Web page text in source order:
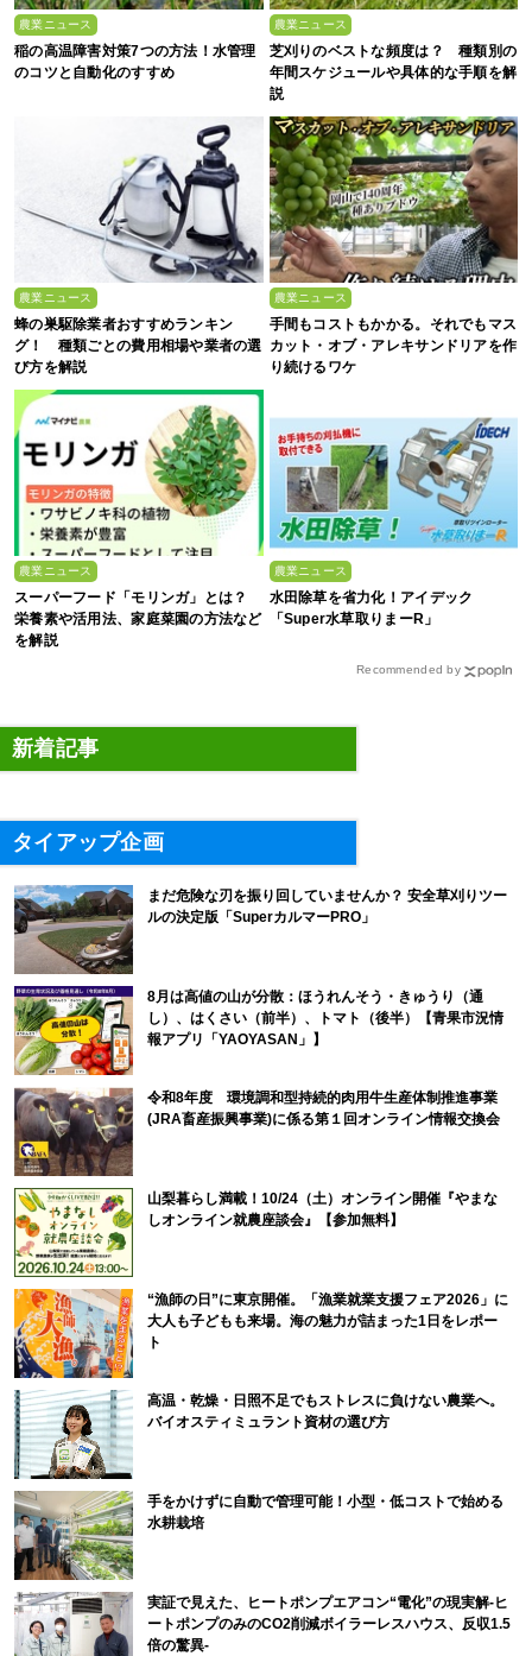
農業ニュース
稲の高温障害対策7つの方法！水管理
のコツと自動化のすすめ
農業ニュース
芝刈りのベストな頻度は？ 種類別の
年間スケジュールや具体的な手順を解
説
農業ニュース
蜂の巣駆除業者おすすめランキン
グ！ 種類ごとの費用相場や業者の選
び方を解説
農業ニュース
手間もコストもかかる。それでもマス
カット・オブ・アレキサンドリアを作
り続けるワケ
農業ニュース
スーパーフード「モリンガ」とは？
栄養素や活用法、家庭菜園の方法など
を解説
農業ニュース
水田除草を省力化！アイデック
「Super水草取りまーR」
Recommended by
新着記事
タイアップ企画
まだ危険な刃を振り回していませんか？ 安全草刈りツー
ルの決定版「SuperカルマーPRO」
8月は高値の山が分散：ほうれんそう・きゅうり（通
し）、はくさい（前半）、トマト（後半）【青果市況情
報アプリ「YAOYASAN」】
令和8年度 環境調和型持続的肉用牛生産体制推進事業
(JRA畜産振興事業)に係る第１回オンライン情報交換会
山梨暮らし満載！10/24（土）オンライン開催『やまな
しオンライン就農座談会』【参加無料】
“漁師の日”に東京開催。「漁業就業支援フェア2026」に
大人も子どもも来場。海の魅力が詰まった1日をレポー
ト
高温・乾燥・日照不足でもストレスに負けない農業へ。
バイオスティミュラント資材の選び方
手をかけずに自動で管理可能！小型・低コストで始める
水耕栽培
実証で見えた、ヒートポンプエアコン“電化”の現実解-ヒ
ートポンプのみのCO2削減ボイラーレスハウス、反収1.5
倍の驚異-